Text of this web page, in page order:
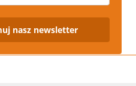
nasz newsletter